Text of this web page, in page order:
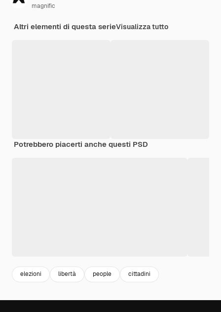
magnific
Altri elementi di questa serieVisualizza tutto
Potrebbero piacerti anche questi PSD
elezioni libertà people cittadini